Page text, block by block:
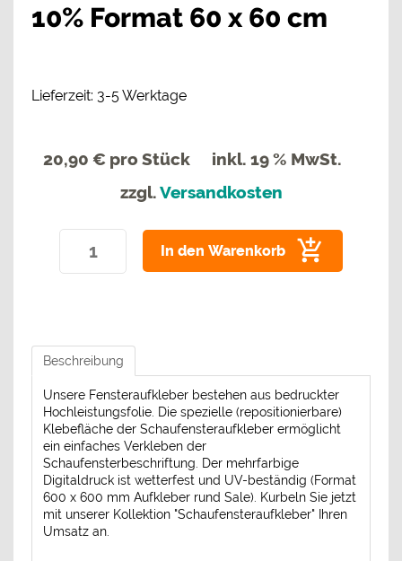
10% Format 60 x 60 cm
Lieferzeit: 3-5 Werktage
20,90 € pro Stück
inkl. 19 % MwSt.
zzgl.Versandkosten
In den Warenkorb
Beschreibung
Unsere Fensteraufkleber bestehen aus bedruckter
Hochleistungsfolie. Die spezielle (repositionierbare)
Klebefläche der Schaufensteraufkleber ermöglicht
ein einfaches Verkleben der
Schaufensterbeschriftung. Der mehrfarbige
Digitaldruck ist wetterfest und UV-beständig (Format
600 x 600 mm Aufkleber rund Sale). Kurbeln Sie jetzt
mit unserer Kollektion "Schaufensteraufkleber" Ihren
Umsatz an.